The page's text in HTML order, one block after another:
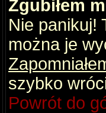
Zgubiłem
Nie panikuj!
można je
szybko
Powrót do